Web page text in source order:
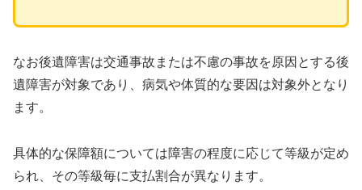
なお後遺障害は交通事故または不慮の事故を原因とする後
遺障害が対象であり、病気や体質的な要因は対象外となり
ます。
具体的な保障額については障害の程度に応じて等級が定め
られ、その等級毎に支払割合が異なります。